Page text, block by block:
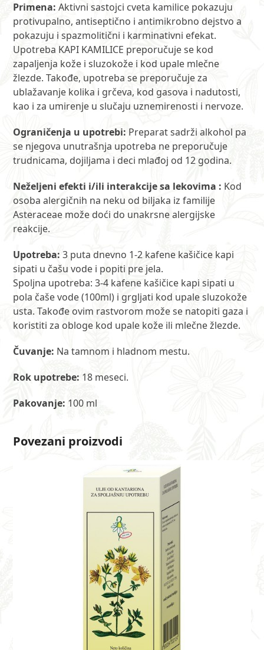
Primena: Aktivni sastojci cveta kamilice pokazuju
protivupalno, antiseptično i antimikrobno dejstvo a
pokazuju i spazmolitični i karminativni efekat.
Upotreba KAPI KAMILICE preporučuje se kod
zapaljenja kože i sluzokože i kod upale mlečne
žlezde. Takođe, upotreba se preporučuje za
ublažavanje kolika i grčeva, kod gasova i nadutosti,
kao i za umirenje u slučaju uznemirenosti i nervoze.
Ograničenja u upotrebi: Preparat sadrži alkohol pa
se njegova unutrašnja upotreba ne preporučuje
trudnicama, dojiljama i deci mlađoj od 12 godina.
Neželjeni efekti i/ili interakcije sa lekovima : Kod
osoba alergičnih na neku od biljaka iz familije
Asteraceae može doći do unakrsne alergijske
reakcije.
Upotreba: 3 puta dnevno 1-2 kafene kašičice kapi
sipati u čašu vode i popiti pre jela.
Spoljna upotreba: 3-4 kafene kašičice kapi sipati u
pola čaše vode (100ml) i grgljati kod upale sluzokože
usta. Takođe ovim rastvorom može se natopiti gaza i
koristiti za obloge kod upale kože ili mlečne žlezde.
Čuvanje: Na tamnom i hladnom mestu.
Rok upotrebe: 18 meseci.
Pakovanje: 100 ml
Povezani proizvodi